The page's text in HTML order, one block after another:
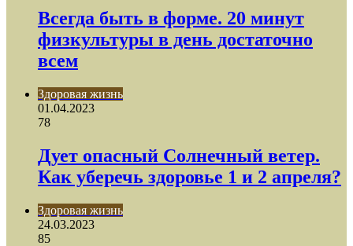
Всегда быть в форме. 20 минут
физкультуры в день достаточно
всем
Здоровая жизнь
01.04.2023
78
Дует опасный Солнечный ветер.
Как уберечь здоровье 1 и 2 апреля?
Здоровая жизнь
24.03.2023
85